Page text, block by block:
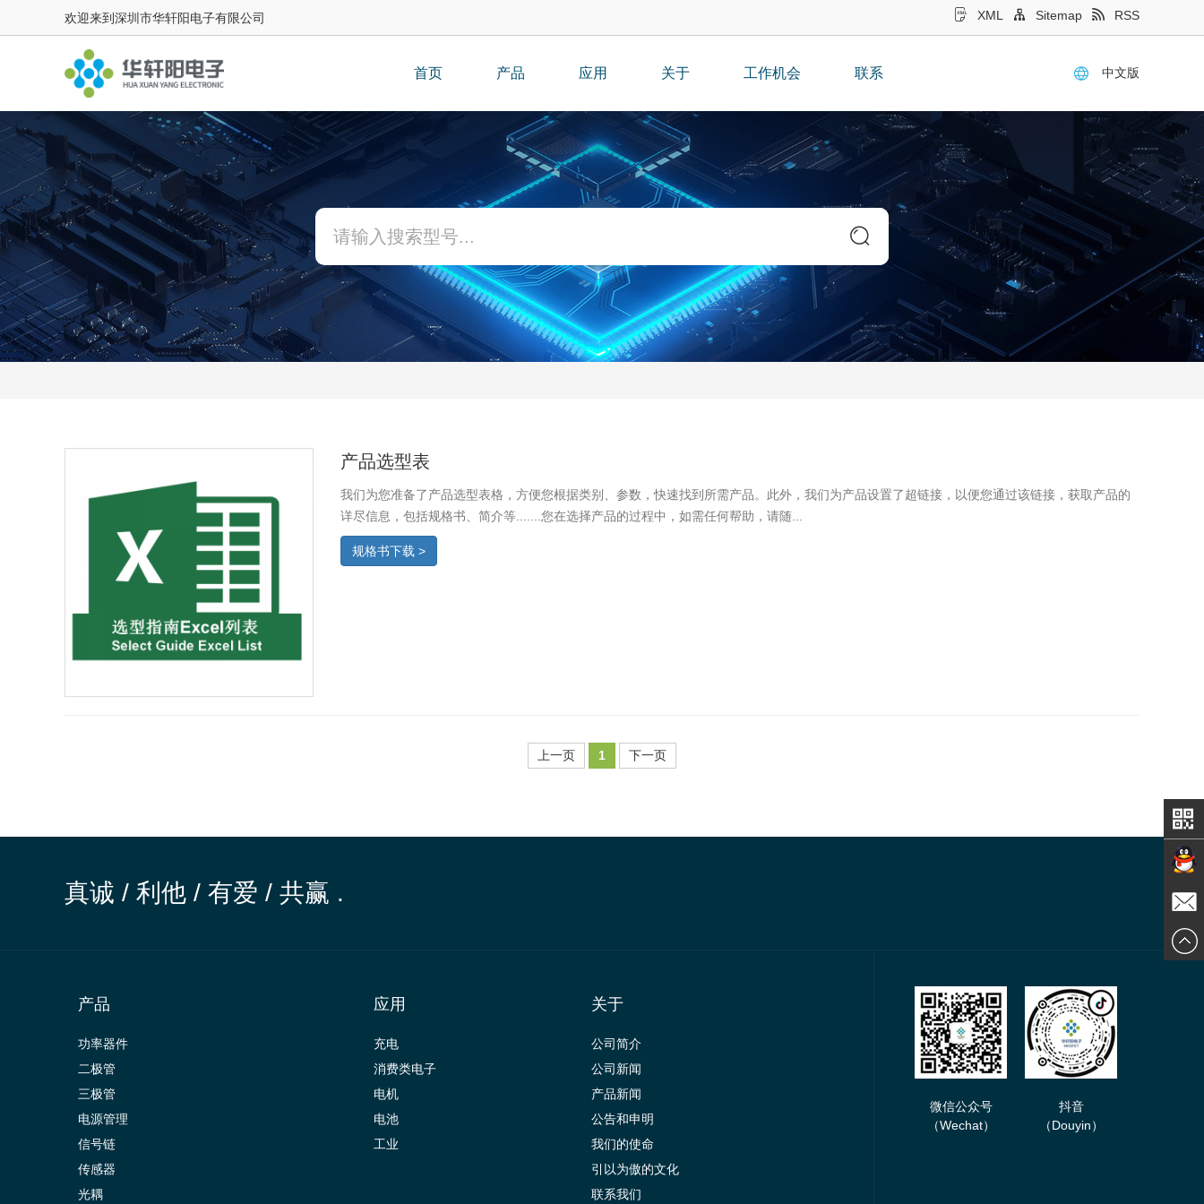
欢迎来到深圳市华轩阳电子有限公司 XML Sitemap RSS
首页 产品 应用 关于 工作机会 联系 中文版
产品选型表
我们为您准备了产品选型表格，方便您根据类别、参数，快速找到所需产品。此外，我们为产品设置了超链接，以便您通过该链接，获取产品的
详尽信息，包括规格书、简介等.......您在选择产品的过程中，如需任何帮助，请随...
规格书下载 >
上一页 1 下一页
真诚 / 利他 / 有爱 / 共赢 .
产品
功率器件
二极管
三极管
电源管理
信号链
传感器
光耦
应用
充电
消费类电子
电机
电池
工业
关于
公司简介
公司新闻
产品新闻
公告和申明
我们的使命
引以为傲的文化
联系我们
微信公众号
（Wechat）
抖音
（Douyin）
在线交
谈
发送邮